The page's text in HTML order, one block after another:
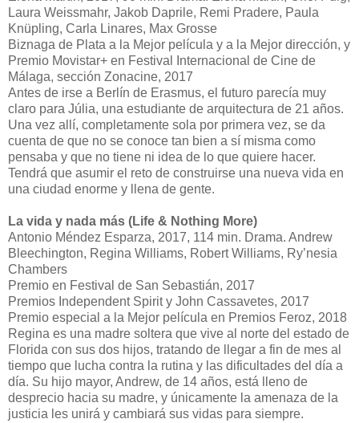
Laura Weissmahr, Jakob Daprile, Remi Pradere, Paula
Knüpling, Carla Linares, Max Grosse
Biznaga de Plata a la Mejor película y a la Mejor dirección, y
Premio Movistar+ en Festival Internacional de Cine de
Málaga, sección Zonacine, 2017
Antes de irse a Berlín de Erasmus, el futuro parecía muy
claro para Júlia, una estudiante de arquitectura de 21 años.
Una vez allí, completamente sola por primera vez, se da
cuenta de que no se conoce tan bien a sí misma como
pensaba y que no tiene ni idea de lo que quiere hacer.
Tendrá que asumir el reto de construirse una nueva vida en
una ciudad enorme y llena de gente.
La vida y nada más (Life & Nothing More)
Antonio Méndez Esparza, 2017, 114 min. Drama. Andrew
Bleechington, Regina Williams, Robert Williams, Ry’nesia
Chambers
Premio en Festival de San Sebastián, 2017
Premios Independent Spirit y John Cassavetes, 2017
Premio especial a la Mejor película en Premios Feroz, 2018
Regina es una madre soltera que vive al norte del estado de
Florida con sus dos hijos, tratando de llegar a fin de mes al
tiempo que lucha contra la rutina y las dificultades del día a
día. Su hijo mayor, Andrew, de 14 años, está lleno de
desprecio hacia su madre, y únicamente la amenaza de la
justicia les unirá y cambiará sus vidas para siempre.